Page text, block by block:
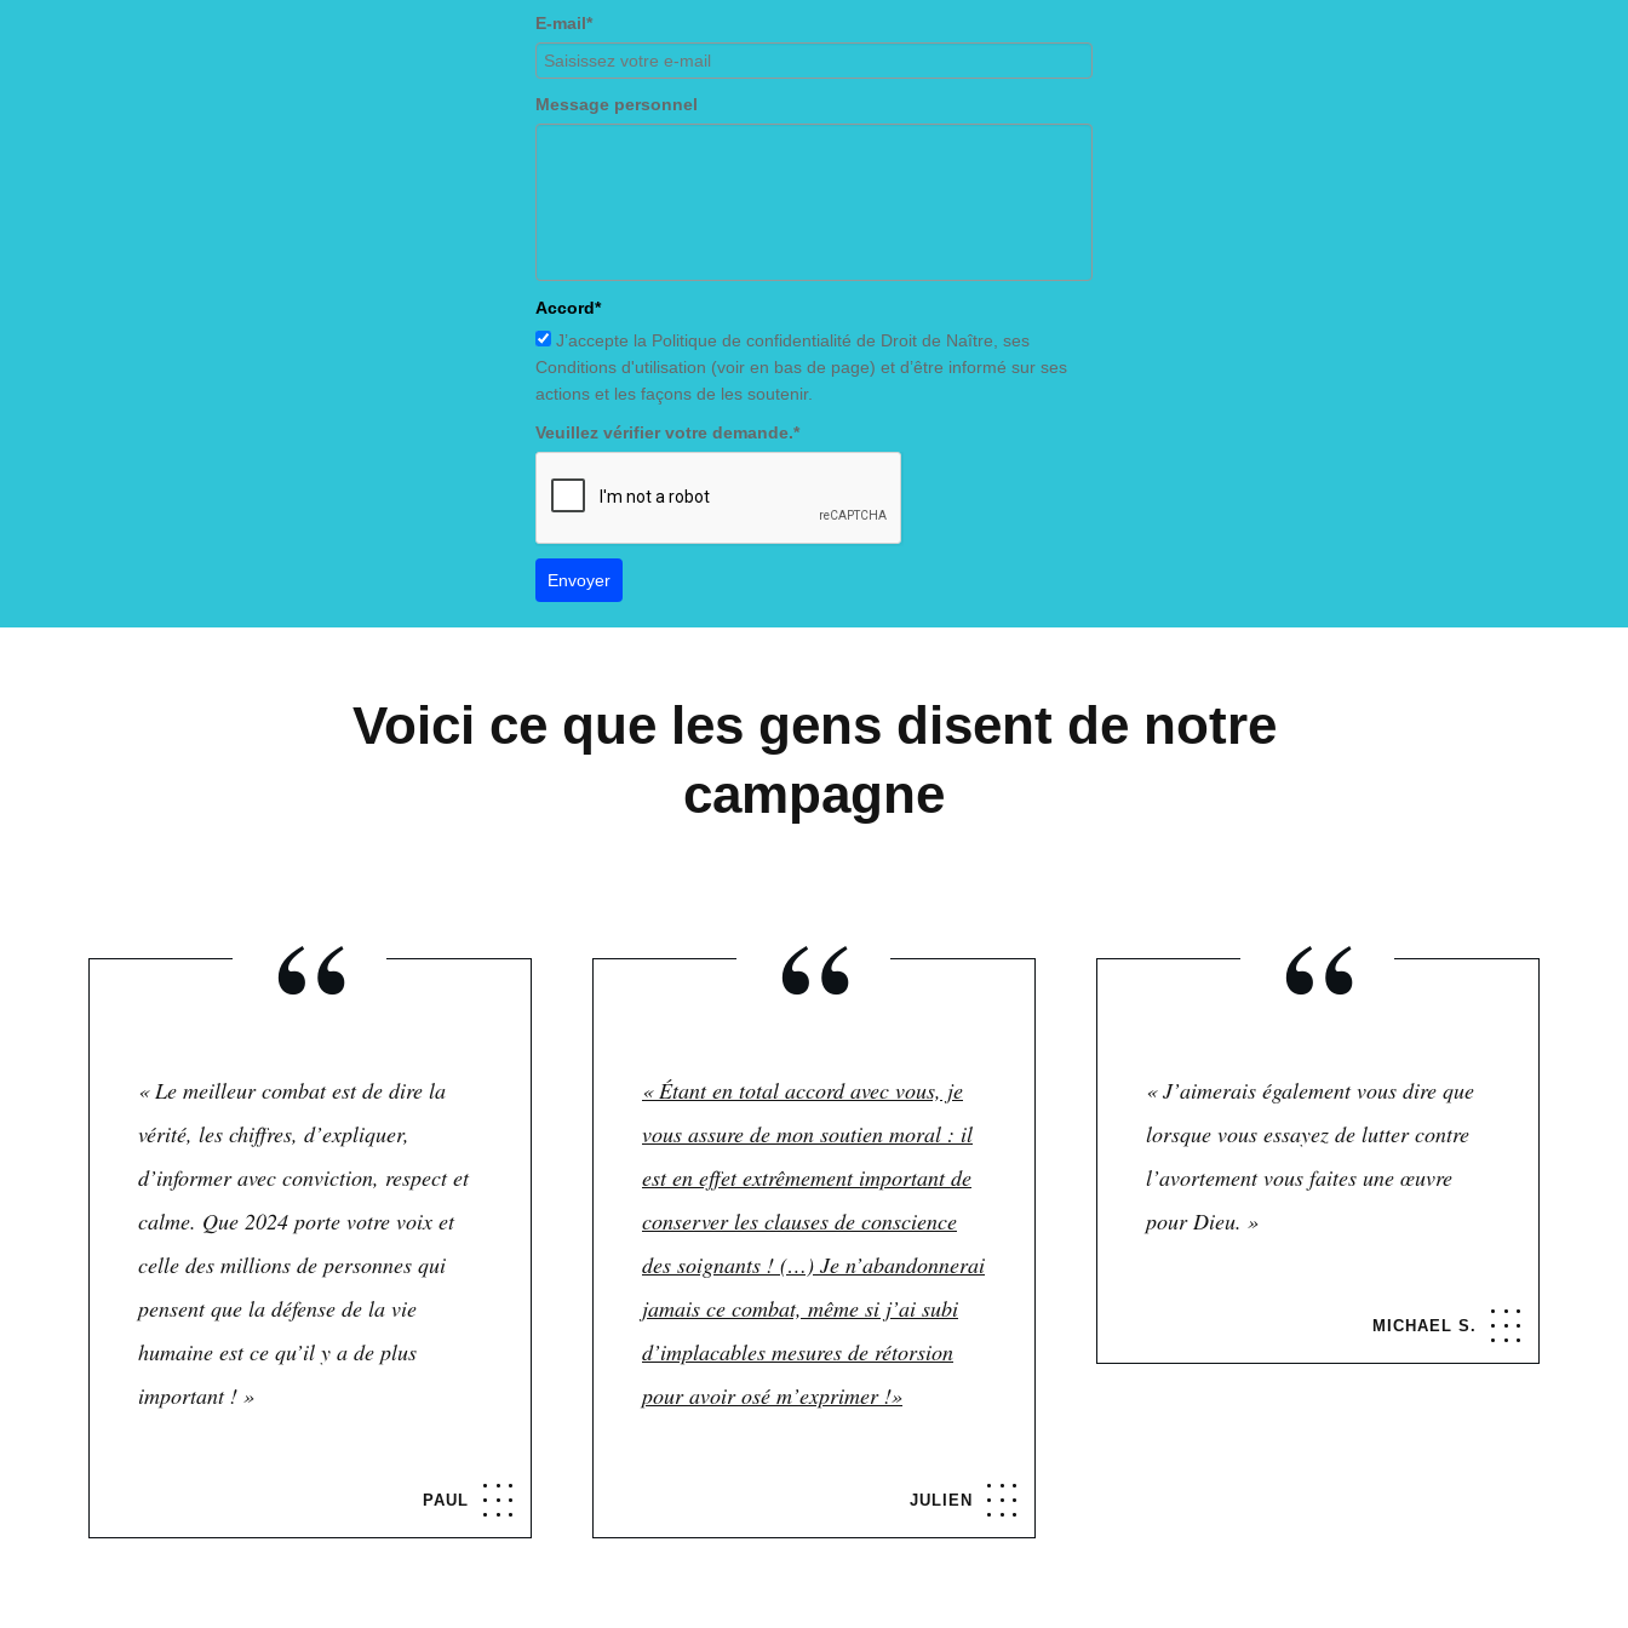
E-mail*
Message personnel
Accord*
J’accepte la Politique de confidentialité de Droit de Naître, ses
Conditions d'utilisation (voir en bas de page) et d’être informé sur ses
actions et les façons de les soutenir.
Veuillez vérifier votre demande.*
Envoyer
Voici ce que les gens disent de notre
campagne
“
« Le meilleur combat est de dire la
vérité, les chiffres, d’expliquer,
d’informer avec conviction, respect et
calme. Que 2024 porte votre voix et
celle des millions de personnes qui
pensent que la défense de la vie
humaine est ce qu’il y a de plus
important ! »
PAUL
“
« Étant en total accord avec vous, je
vous assure de mon soutien moral : il
est en effet extrêmement important de
conserver les clauses de conscience
des soignants ! (…) Je n’abandonnerai
jamais ce combat, même si j’ai subi
d’implacables mesures de rétorsion
pour avoir osé m’exprimer !»
JULIEN
“
« J’aimerais également vous dire que
lorsque vous essayez de lutter contre
l’avortement vous faites une œuvre
pour Dieu. »
MICHAEL S.